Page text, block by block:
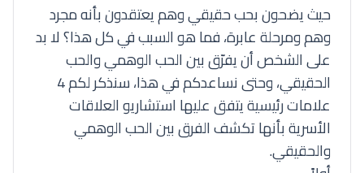
حيث يضحون بحب حقيقي وهم يعتقدون بأنه مجرد
وهم ومرحلة عابرة، فما هو السبب في كل هذا؟ لا بد
على الشخص أن يفرّق بين الحب الوهمي والحب
الحقيقي، وحتى نساعدكم في هذا، سنذكر لكم 4
علامات رئيسية يتفق عليها استشاريو العلاقات
الأسرية بأنها تكشف الفرق بين الحب الوهمي
والحقيقي.